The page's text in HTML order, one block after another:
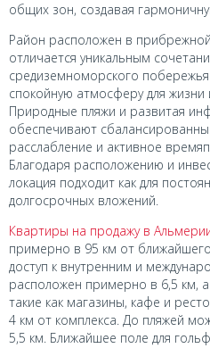
общих зон, создавая
Район расположен в
отличается уникальным
средиземноморского
спокойную атмосферу для жизни
Природные пляжи и развитая
обеспечивают
расслабление и активное
Благодаря расположению и
локация подходит как для
долгосрочных вложений.
Квартиры на продажу в
примерно в 95 км от
доступ к внутренним и
расположен примерно в 6,5 км,
такие как магазины, кафе и
4 км от комплекса. До пляжей
5,5 км. Ближайшее поле для